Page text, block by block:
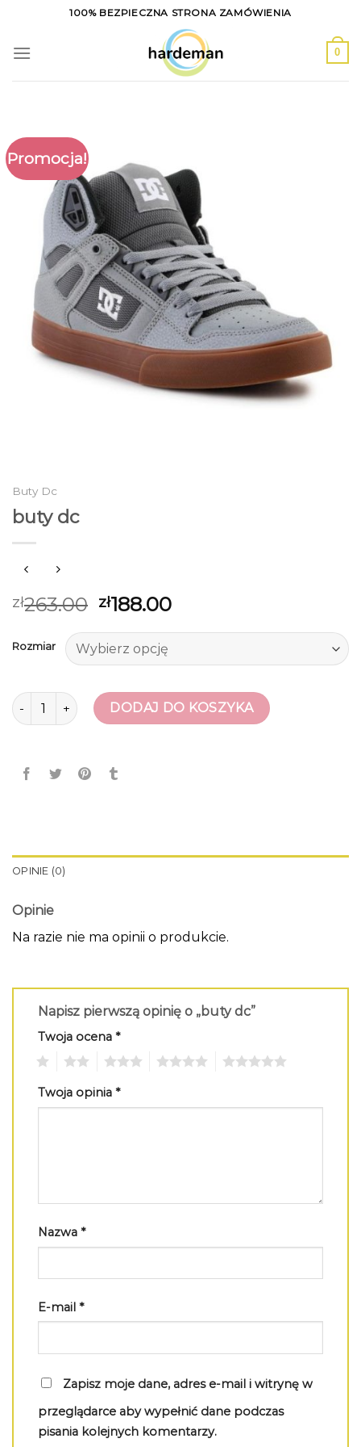
content
100% BEZPIECZNA STRONA ZAMÓWIENIA
0
Promocja!
Buty Dc
buty dc
zł263.00 zł188.00
Rozmiar
ilość buty dc DODAJ DO KOSZYKA
OPINIE (0)
Opinie
Na razie nie ma opinii o produkcie.
Napisz pierwszą opinię o „buty dc”
Twoja ocena *
Twoja opinia *
Nazwa *
E-mail *
Zapisz moje dane, adres e-mail i witrynę w
przeglądarce aby wypełnić dane podczas
pisania kolejnych komentarzy.